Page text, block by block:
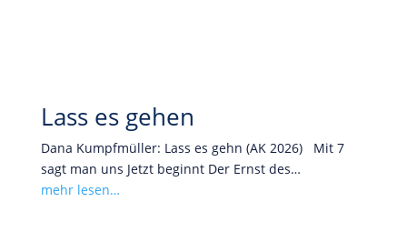
Lass es gehen
Dana Kumpfmüller: Lass es gehn (AK 2026) Mit 7
sagt man uns Jetzt beginnt Der Ernst des…
mehr lesen…